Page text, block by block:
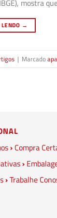
mostra
→
| Marcado
› Compra
›
›Trabalhe